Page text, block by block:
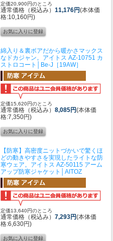
定価20,900円のところ
通常価格（税込み） 11,176円(本体価
格:10,160円)
綿入り＆裏ボアだから暖かさマックス
なドカジャン。 アイトス AZ-10751 カ
ストロコート│Be-J［19AW］
定価15,620円のところ
通常価格（税込み） 8,085円(本体価
格:7,350円)
【防寒】高密度ニットづかいで驚くほ
どの動きやすさを実現したライトな防
寒ウェア。 アイトス AZ-50115 アーム
アップ防寒ジャケット│AITOZ
定価13,640円のところ
通常価格（税込み） 7,293円(本体価
格:6,630円)